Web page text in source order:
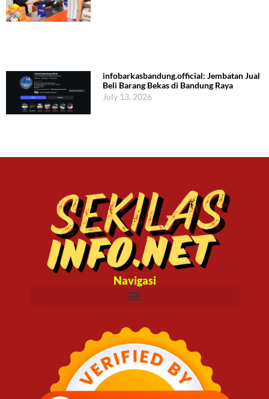
infobarkasbandung.official: Jembatan Jual
Beli Barang Bekas di Bandung Raya
July 13, 2026
Navigasi